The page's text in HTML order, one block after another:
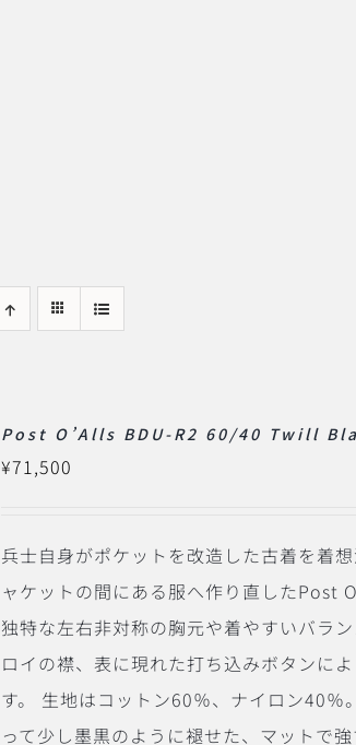
Post O’Alls BDU-R2 60/40 Twill
¥71,500
兵士自身がポケットを改造した古着を着
ャケットの間にある服へ作り直したPost
独特な左右非対称の胸元や着やすいバラ
ロイの襟、表に現れた打ち込みボタンに
す。 生地はコットン60％、ナイロン40％。
って少し墨黒のように褪せた、マットで